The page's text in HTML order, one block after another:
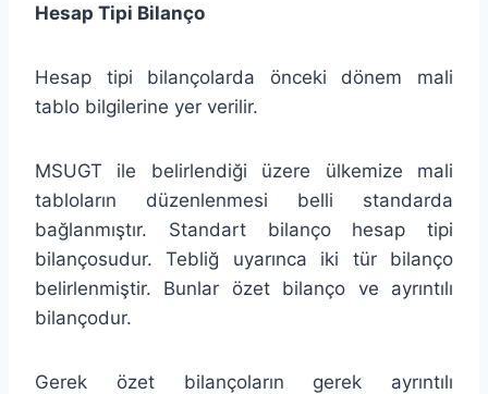
Hesap Tipi Bilanço
Hesap tipi bilançolarda önceki dönem mali
tablo bilgilerine yer verilir.
MSUGT ile belirlendiği üzere ülkemize mali
tabloların düzenlenmesi belli standarda
bağlanmıştır. Standart bilanço hesap tipi
bilançosudur. Tebliğ uyarınca iki tür bilanço
belirlenmiştir. Bunlar özet bilanço ve ayrıntılı
bilançodur.
Gerek özet bilançoların gerek ayrıntılı